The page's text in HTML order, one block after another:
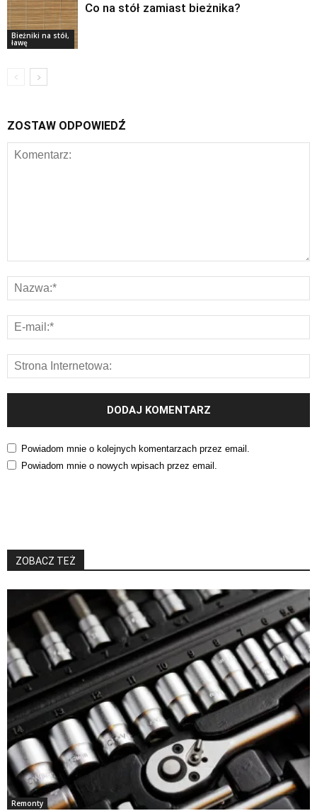
Bieżniki na stół,
ławę
Co na stół zamiast bieżnika?
ZOSTAW ODPOWIEDŹ
Powiadom mnie o kolejnych komentarzach przez email.
Powiadom mnie o nowych wpisach przez email.
ZOBACZ TEŻ
Remonty